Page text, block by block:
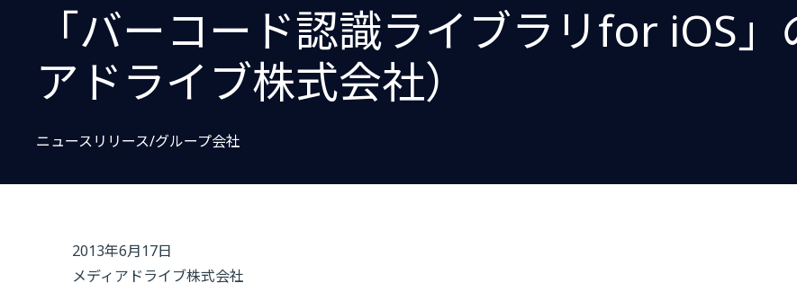
「バーコード認識ライブラリfor iOS
アドライブ株式会社）
ニュースリリース/グループ会社
2013年6月17日
メディアドライブ株式会社